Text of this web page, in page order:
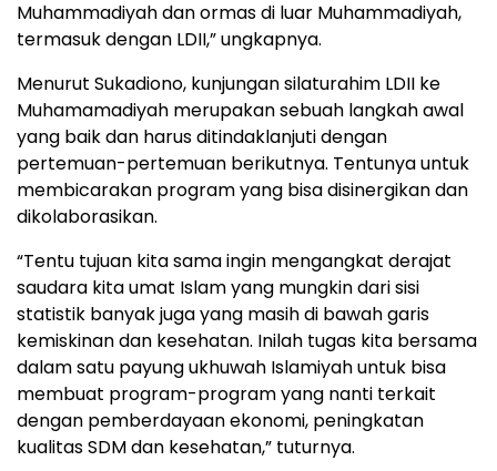
Muhammadiyah dan ormas di luar Muhammadiyah,
termasuk dengan LDII,” ungkapnya.
Menurut Sukadiono, kunjungan silaturahim LDII ke
Muhamamadiyah merupakan sebuah langkah awal
yang baik dan harus ditindaklanjuti dengan
pertemuan-pertemuan berikutnya. Tentunya untuk
membicarakan program yang bisa disinergikan dan
dikolaborasikan.
“Tentu tujuan kita sama ingin mengangkat derajat
saudara kita umat Islam yang mungkin dari sisi
statistik banyak juga yang masih di bawah garis
kemiskinan dan kesehatan. Inilah tugas kita bersama
dalam satu payung ukhuwah Islamiyah untuk bisa
membuat program-program yang nanti terkait
dengan pemberdayaan ekonomi, peningkatan
kualitas SDM dan kesehatan,” tuturnya.